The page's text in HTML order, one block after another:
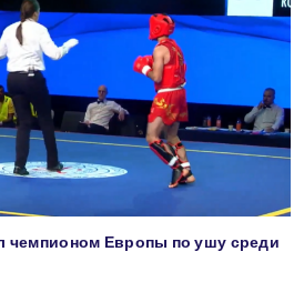
чемпионом Европы по ушу среди